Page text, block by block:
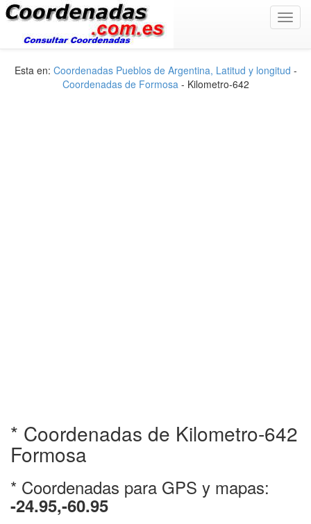
Esta en: Coordenadas Pueblos de Argentina, Latitud y longitud -
Coordenadas de Formosa- Kilometro-642
* Coordenadas de Kilometro-642
Formosa
* Coordenadas para GPS y mapas:
-24.95,-60.95